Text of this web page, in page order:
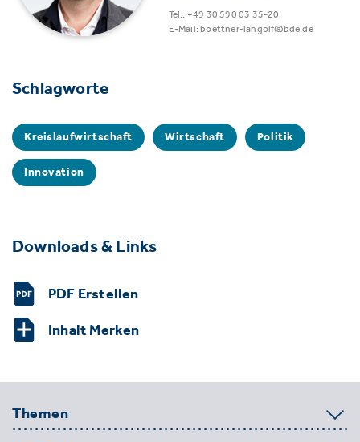
Tel.: +49 30 590 03 35-20
E-Mail: boettner-langolf@bde.de
Schlagworte
Kreislaufwirtschaft Wirtschaft Politik
Innovation
Downloads & Links
PDF Erstellen
Inhalt Merken
Themen